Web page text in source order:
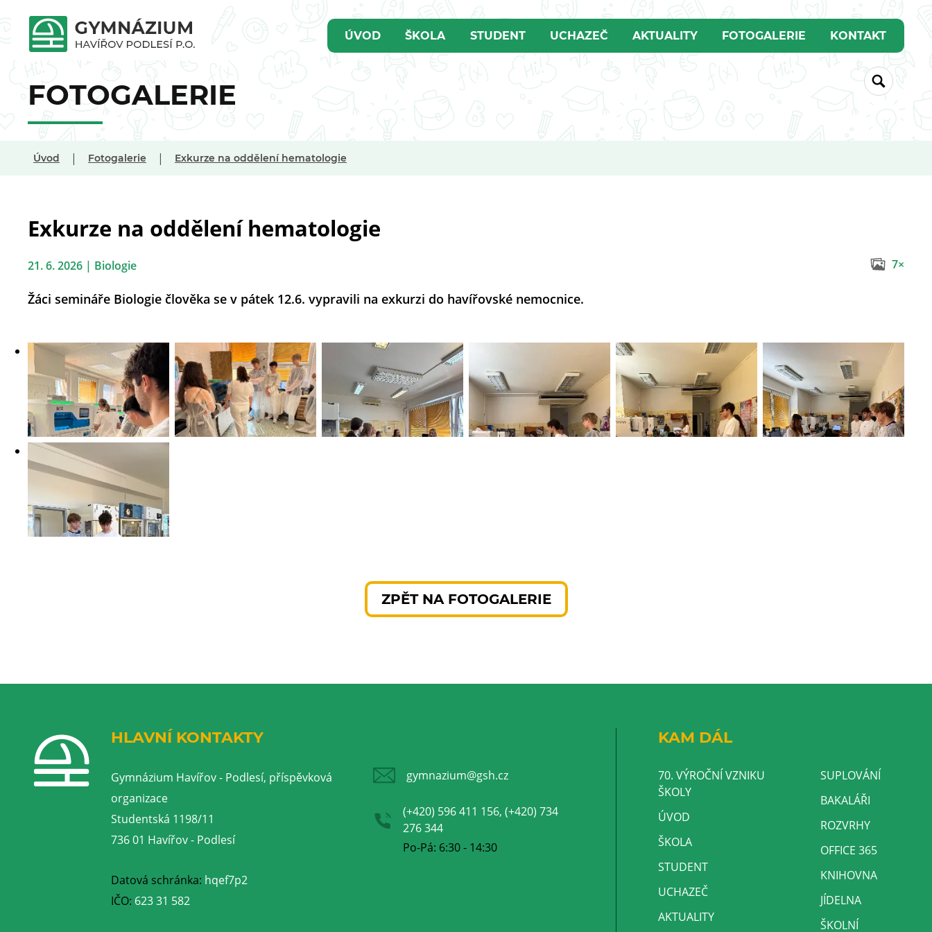
ÚVOD ŠKOLA STUDENT UCHAZEČ AKTUALITY FOTOGALERIE KONTAKT
FOTOGALERIE
Úvod | Fotogalerie | Exkurze na oddělení hematologie
Exkurze na oddělení hematologie
21. 6. 2026 | Biologie 7×
Žáci semináře Biologie člověka se v pátek 12.6. vypravili na exkurzi do havířovské nemocnice.
ZPĚT NA FOTOGALERIE
HLAVNÍ KONTAKTY
Gymnázium Havířov - Podlesí, příspěvková
organizace
Studentská 1198/11
736 01 Havířov - Podlesí
Datová schránka: hqef7p2
IČO: 623 31 582
gymnazium@gsh.cz
(+420) 596 411 156, (+420) 734
276 344
Po-Pá: 6:30 - 14:30
KAM DÁL
70. VÝROČNÍ VZNIKU
ŠKOLY
ÚVOD
ŠKOLA
STUDENT
UCHAZEČ
AKTUALITY
SUPLOVÁNÍ
BAKALÁŘI
ROZVRHY
OFFICE 365
KNIHOVNA
JÍDELNA
ŠKOLNÍ